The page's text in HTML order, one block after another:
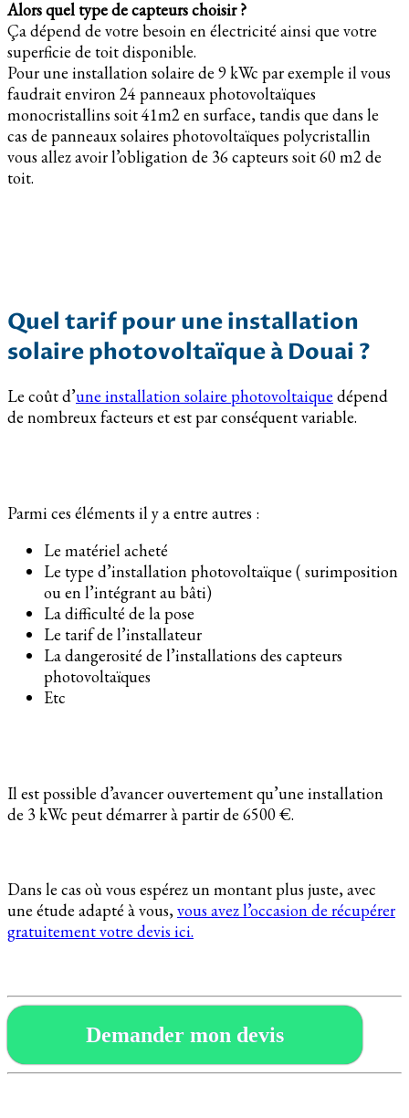
Alors quel type de capteurs choisir ?
Ça dépend de votre besoin en électricité ainsi que votre
superficie de toit disponible.
Pour une installation solaire de 9 kWc par exemple il vous
faudrait environ 24 panneaux photovoltaïques
monocristallins soit 41m2 en surface, tandis que dans le
cas de panneaux solaires photovoltaïques polycristallin
vous allez avoir l’obligation de 36 capteurs soit 60 m2 de
toit.
Quel tarif pour une installation
solaire photovoltaïque à Douai ?
Le coût d’une installation solaire photovoltaique dépend
de nombreux facteurs et est par conséquent variable.
Parmi ces éléments il y a entre autres :
Le matériel acheté
Le type d’installation photovoltaïque ( surimposition
ou en l’intégrant au bâti)
La difficulté de la pose
Le tarif de l’installateur
La dangerosité de l’installations des capteurs
photovoltaïques
Etc
Il est possible d’avancer ouvertement qu’une installation
de 3 kWc peut démarrer à partir de 6500 €.
Dans le cas où vous espérez un montant plus juste, avec
une étude adapté à vous,vous avez l’occasion de récupérer
gratuitement votre devis ici.
Demander mon devis